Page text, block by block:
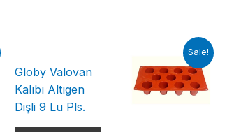
Globy Valovan
Kalıbı Altıgen
Dişli 9 Lu Pls.
Sale!